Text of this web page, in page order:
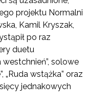
projektu Normalni
Kamil Kryszak,
po raz
duetu
solowe
„Ruda wstążka” oraz
jednakowych